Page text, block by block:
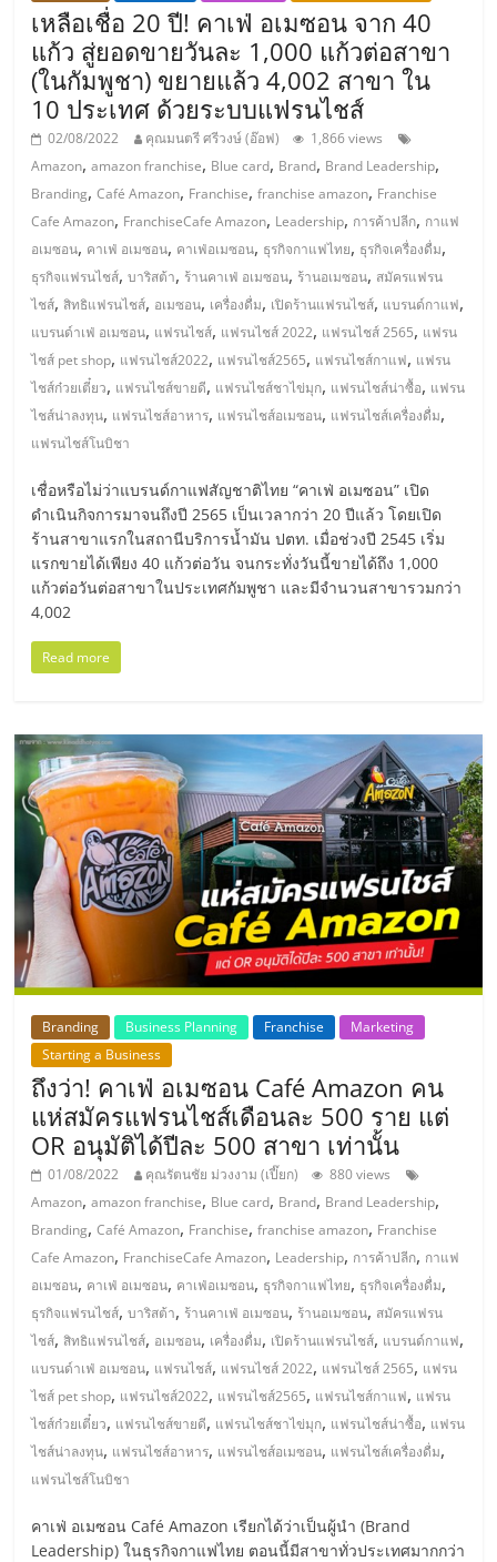
แฟ
รน
ไชส์
แฟ
รน
ไชส์
ขาย
หน้า
บ้าน
ลงทุน
น้อย
คืน
ทุน
ไว,
ที่
ปรึกษา
การ
ลงทุน
และ
ขยาย
สา
ขา
แฟ
รน
ไชส์,
เหลือเชื่อ 20 ปี! คาเฟ่ อเมซอน จาก 40
แก้ว สู่ยอดขายวันละ 1,000 แก้วต่อสาขา
(ในกัมพูชา) ขยายแล้ว 4,002 สาขา ใน
10 ประเทศ ด้วยระบบแฟรนไชส์
02/08/2022 คุณมนตรี ศรีวงษ์ (อ๊อฟ)
1,866 views
Amazon,amazon franchise, Blue card, Brand, Brand Leadership,
Branding,Café Amazon, Franchise,franchise amazon, Franchise
Cafe Amazon, FranchiseCafe Amazon, Leadership, การค้าปลีก, กาแฟ
อเมซอน, คาเฟ่ อเมซอน, คาเฟ่อเมซอน, ธุรกิจกาแฟไทย, ธุรกิจเครื่องดื่ม,
ธุรกิจแฟรนไชส์,บาริสต้า, ร้านคาเฟ่ อเมซอน, ร้านอเมซอน, สมัครแฟรน
ไชส์,สิทธิแฟรนไชส์, อเมซอน, เครื่องดื่ม, เปิดร้านแฟรนไชส์, แบรนด์กาแฟ,
แบรนด์าเฟ่ อเมซอน, แฟรนไชส์, แฟรนไชส์ 2022, แฟรนไชส์ 2565, แฟรน
ไชส์ pet shop, แฟรนไชส์2022, แฟรนไชส์2565, แฟรนไชส์กาแฟ, แฟรน
ไชส์ก๋วยเตี๋ยว, แฟรนไชส์ขายดี, แฟรนไชส์ชาไข่มุก, แฟรนไชส์น่าซื้อ, แฟรน
ไชส์น่าลงทุน, แฟรนไชส์อาหาร, แฟรนไชส์อเมซอน, แฟรนไชส์เครื่องดื่ม,
แฟรนไชส์โนบิชา
เชื่อหรือไม่ว่าแบรนด์กาแฟสัญชาติไทย “คาเฟ่ อเมซอน” เปิด
ดำเนินกิจการมาจนถึงปี 2565 เป็นเวลากว่า 20 ปีแล้ว โดยเปิด
ร้านสาขาแรกในสถานีบริการน้ำมัน ปตท. เมื่อช่วงปี 2545 เริ่ม
แรกขายได้เพียง 40 แก้วต่อวัน จนกระทั่งวันนี้ขายได้ถึง 1,000
แก้วต่อวันต่อสาขาในประเทศกัมพูชา และมีจำนวนสาขารวมกว่า
4,002
Read more
Branding Business Planning Franchise
Marketing
Starting a Business
ถึงว่า! คาเฟ่ อเมซอน Café Amazon คน
แห่สมัครแฟรนไชส์เดือนละ 500 ราย แต่
OR อนุมัติได้ปีละ 500 สาขา เท่านั้น
01/08/2022 คุณรัตนชัย ม่วงงาม (เปี๊ยก)
880 views
Amazon,amazon franchise, Blue card, Brand, Brand Leadership,
Branding,Café Amazon, Franchise,franchise amazon, Franchise
Cafe Amazon, FranchiseCafe Amazon, Leadership, การค้าปลีก, กาแฟ
อเมซอน, คาเฟ่ อเมซอน, คาเฟ่อเมซอน, ธุรกิจกาแฟไทย, ธุรกิจเครื่องดื่ม,
ธุรกิจแฟรนไชส์,บาริสต้า, ร้านคาเฟ่ อเมซอน, ร้านอเมซอน, สมัครแฟรน
ไชส์,สิทธิแฟรนไชส์, อเมซอน, เครื่องดื่ม, เปิดร้านแฟรนไชส์, แบรนด์กาแฟ,
แบรนด์าเฟ่ อเมซอน, แฟรนไชส์, แฟรนไชส์ 2022, แฟรนไชส์ 2565, แฟรน
ไชส์ pet shop, แฟรนไชส์2022, แฟรนไชส์2565, แฟรนไชส์กาแฟ, แฟรน
ไชส์ก๋วยเตี๋ยว, แฟรนไชส์ขายดี, แฟรนไชส์ชาไข่มุก, แฟรนไชส์น่าซื้อ, แฟรน
ไชส์น่าลงทุน, แฟรนไชส์อาหาร, แฟรนไชส์อเมซอน, แฟรนไชส์เครื่องดื่ม,
แฟรนไชส์โนบิชา
คาเฟ่ อเมซอน Café Amazon เรียกได้ว่าเป็นผู้นำ (Brand
Leadership) ในธุรกิจกาแฟไทย ตอนนี้มีสาขาทั่วประเทศมากกว่า